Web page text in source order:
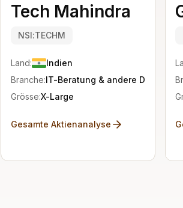
Tech Mahindra
NSI:TECHM
Land:
Indien
Branche:IT-Beratung & andere Dienste
Grösse:X-Large
Gesamte Aktienanalyse